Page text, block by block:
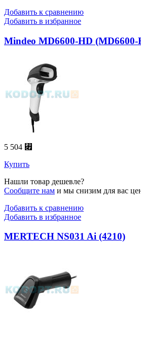
Добавить к сравнению
Добавить в избранное
Mindeo MD6600-HD
5 504 ⃏
Купить
Нашли товар дешевле?
Сообщите нам и мы снизим для вас
Добавить к сравнению
Добавить в избранное
MERTECH NS031 Ai (4210)